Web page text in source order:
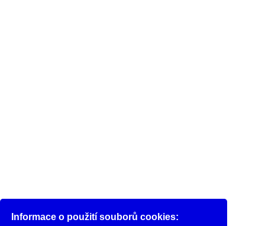
Informace o použití souborů cookies: